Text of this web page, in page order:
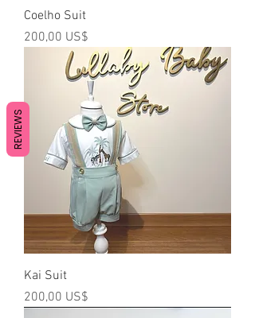
Coelho Suit
Precio
200,00 US$
Kai Suit
Precio
200,00 US$
REVIEWS